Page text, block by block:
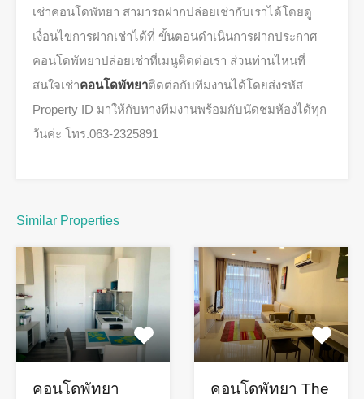
เช่าคอนโดพัทยา สามารถฝากปล่อยเช่ากับเราได้โดยดู
เงื่อนไขการฝากเช่าได้ที่ ขั้นตอนดำเนินการฝากประกาศ
คอนโดพัทยาปล่อยเช่าที่เมนูติดต่อเรา ส่วนท่านไหนที่
สนใจเช่าคอนโดพัทยาติดต่อกับทีมงานได้โดยส่งรหัส
Property ID มาให้กับทางทีมงานพร้อมกับนัดชมห้องได้ทุก
วันค่ะ โทร.063-2325891
Similar Properties
คอนโดพัทยา คอนโดพัทยา The